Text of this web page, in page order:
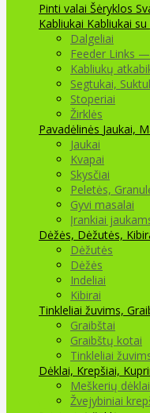
Pinti valai Šėryklos
Kabliukai Kabliukai
Dalgeliai
Feeder Links
Kabliukų
Segtukai,
Stoperiai
Žirklės
Pavadėlinės Jaukai,
Jaukai
Kvapai
Skysčiai
Peletės,
Gyvi masalai
Įrankiai
Dėžės, Dėžutės,
Dėžutės
Dėžės
Indeliai
Kibirai
Tinkleliai žuvims,
Graibštai
Graibštų kotai
Tinkleliai
Dėklai, Krepšiai,
Meškerių dėklai
Žvejybiniai